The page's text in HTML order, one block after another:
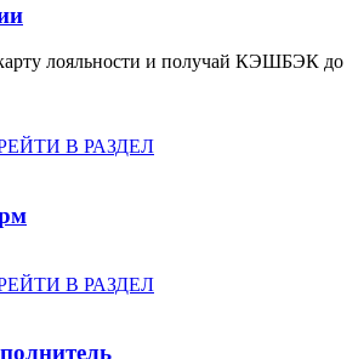
лояльности и получай КЭШБЭК до
В РАЗДЕЛ
В РАЗДЕЛ